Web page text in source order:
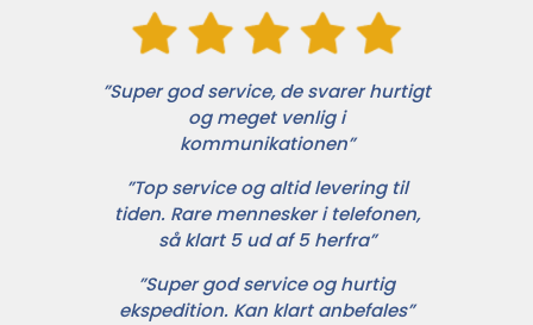
”Super god service, de svarer hurtigt
og meget venlig i
kommunikationen”
”Top service og altid levering til
tiden. Rare mennesker i telefonen,
så klart 5 ud af 5 herfra”
”Super god service og hurtig
ekspedition. Kan klart anbefales”